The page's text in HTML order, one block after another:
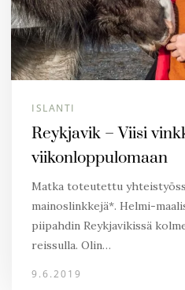
ISLANTI
Reykjavik – Viisi
viikonloppulomaan
Matka toteutettu
mainoslinkkejä*. Helmi-
piipahdin Reykjavikissä
reissulla. Olin…
9.6.2019